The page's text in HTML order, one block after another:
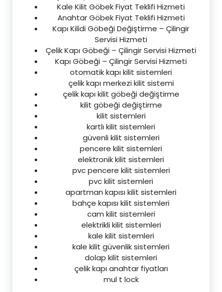
Kale Kilit Göbek Fiyat Teklifi Hizmeti
Anahtar Göbek Fiyat Teklifi Hizmeti
Kapı Kilidi Göbeği Değiştirme – Çilingir
Servisi Hizmeti
Çelik Kapı Göbeği – Çilingir Servisi Hizmeti
Kapı Göbeği – Çilingir Servisi Hizmeti
otomatik kapı kilit sistemleri
çelik kapı merkezi kilit sistemi
çelik kapı kilit göbeği değiştirme
kilit göbeği değiştirme
kilit sistemleri
kartlı kilit sistemleri
güvenli kilit sistemleri
pencere kilit sistemleri
elektronik kilit sistemleri
pvc pencere kilit sistemleri
pvc kilit sistemleri
apartman kapısı kilit sistemleri
bahçe kapısı kilit sistemleri
cam kilit sistemleri
elektrikli kilit sistemleri
kale kilit sistemleri
kale kilit güvenlik sistemleri
dolap kilit sistemleri
çelik kapı anahtar fiyatları
mul t lock